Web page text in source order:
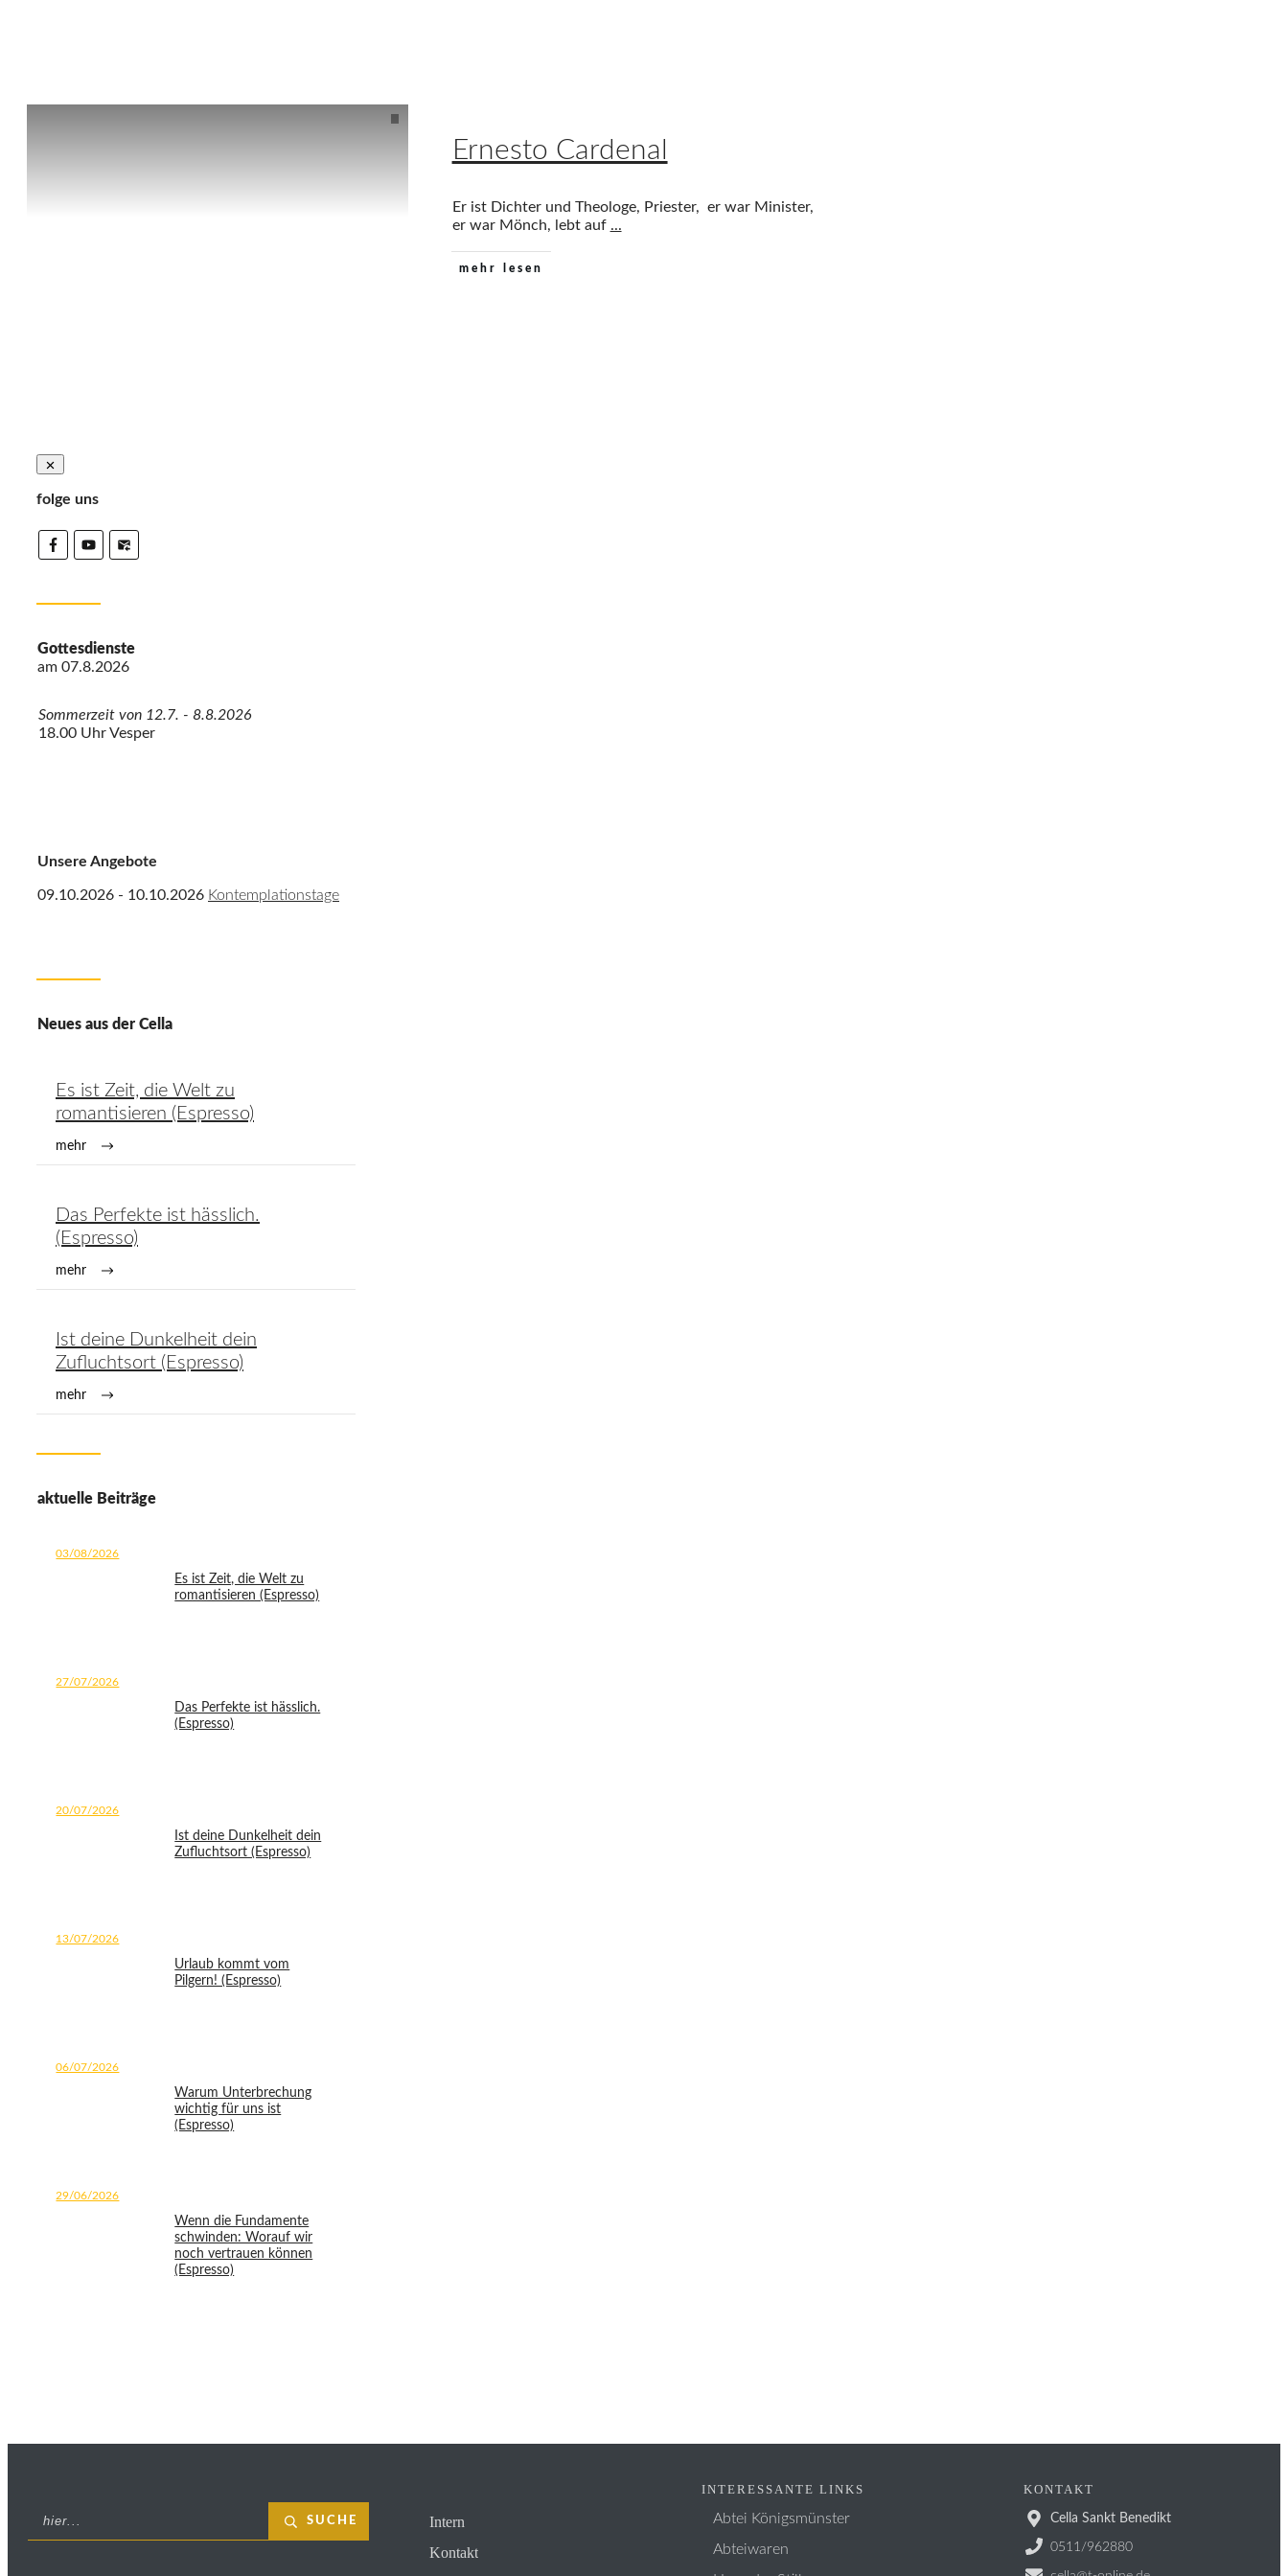
Ernesto Cardenal
Er ist Dichter und Theologe, Priester, er war Minister,
er war Mönch, lebt auf ...
mehr lesen
folge uns
Gottesdienste
am 07.8.2026
Sommerzeit von 12.7. - 8.8.2026
18.00 Uhr Vesper
Unsere Angebote
09.10.2026 - 10.10.2026 Kontemplationstage
Neues aus der Cella
Es ist Zeit, die Welt zu
romantisieren (Espresso)
mehr
Das Perfekte ist hässlich.
(Espresso)
mehr
Ist deine Dunkelheit dein
Zufluchtsort (Espresso)
mehr
aktuelle Beiträge
03/08/2026
Es ist Zeit, die Welt zu
romantisieren (Espresso)
27/07/2026
Das Perfekte ist hässlich.
(Espresso)
20/07/2026
Ist deine Dunkelheit dein
Zufluchtsort (Espresso)
13/07/2026
Urlaub kommt vom
Pilgern! (Espresso)
06/07/2026
Warum Unterbrechung
wichtig für uns ist
(Espresso)
29/06/2026
Wenn die Fundamente
schwinden: Worauf wir
noch vertrauen können
(Espresso)
SUCHE
Intern
Kontakt
INTERESSANTE LINKS
Abtei Königsmünster
Abteiwaren
KONTAKT
Cella Sankt Benedikt
0511/962880